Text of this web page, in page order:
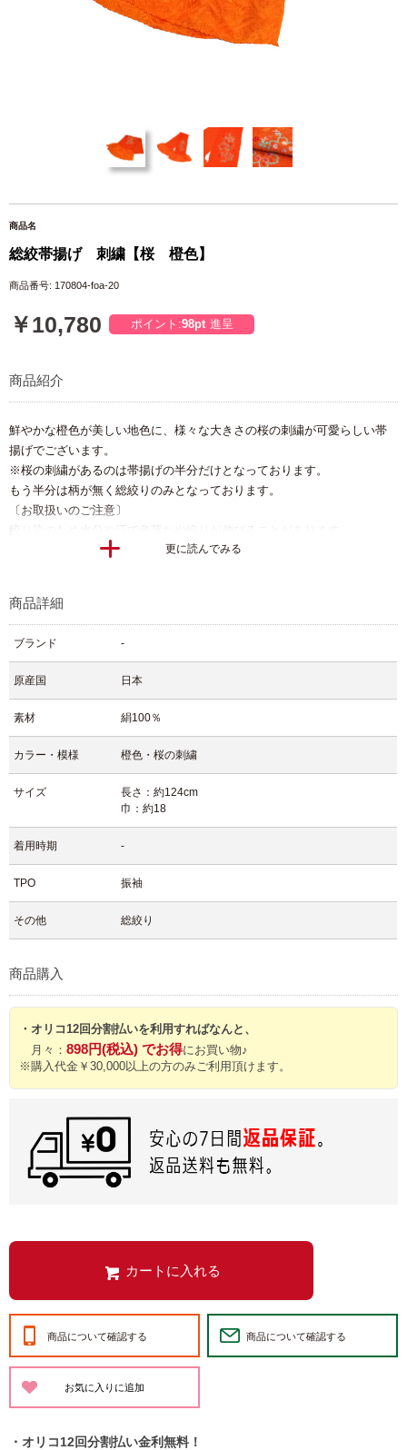
商品名
総絞帯揚げ 刺繍【桜 橙色】
商品番号: 170804-foa-20
￥10,780 ポイント:98pt 進呈
商品紹介
鮮やかな橙色が美しい地色に、様々な大きさの桜の刺繍が可愛らしい帯
揚げでございます。
※桜の刺繍があるのは帯揚げの半分だけとなっております。
もう半分は柄が無く総絞りのみとなっております。
〔お取扱いのご注意〕
絞り染のため水分や汗で色落ちや絞りが伸びることがあります。
お手入はドライクリーニング(セキユ系)が可能です。
切な小道具の1つです。
＊生地の部分によって柄の出かたが写真とは異なる場合がございます。
更に読んでみる
商品詳細
ブランド -
原産国 日本
素材 絹100％
カラー・模様 橙色・桜の刺繍
サイズ
長さ：約124cm
巾：約18
着用時期 -
TPO 振袖
その他 総絞り
商品購入
・オリコ12回分割払いを利用すればなんと、
月々： 898円(税込) でお得にお買い物♪
※購入代金￥30,000以上の方のみご利用頂けます。
商品について確認する 商品について確認する
・オリコ12回分割払い金利無料！